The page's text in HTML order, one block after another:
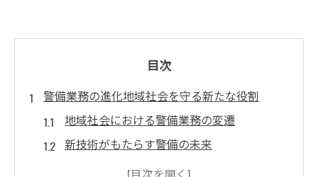
目次
警備業務の進化地域社会を守る新たな役割
地域社会における警備業務の変遷
新技術がもたらす警備の未来
住民参加型の警備体制の重要性